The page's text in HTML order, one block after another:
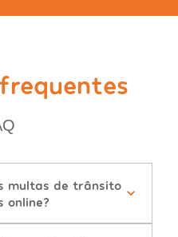
multas de trânsito
online?